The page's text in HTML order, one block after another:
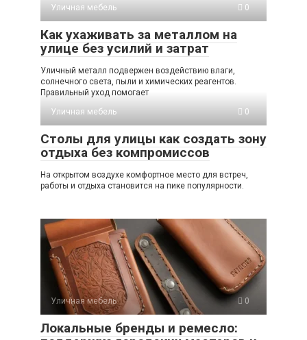
Уличная мебель
0
Как ухаживать за металлом на
улице без усилий и затрат
Уличный металл подвержен воздействию влаги,
солнечного света, пыли и химических реагентов.
Правильный уход помогает
Уличная мебель
0
Столы для улицы как создать зону
отдыха без компромиссов
На открытом воздухе комфортное место для встреч,
работы и отдыха становится на пике популярности.
Уличная мебель 0
Локальные бренды и ремесло: